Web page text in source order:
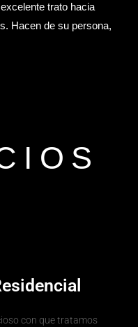
trato hacia
Hacen de su persona,
con que tratamos